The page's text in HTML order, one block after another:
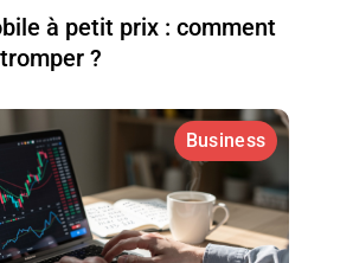
à petit prix : comment
?
Business